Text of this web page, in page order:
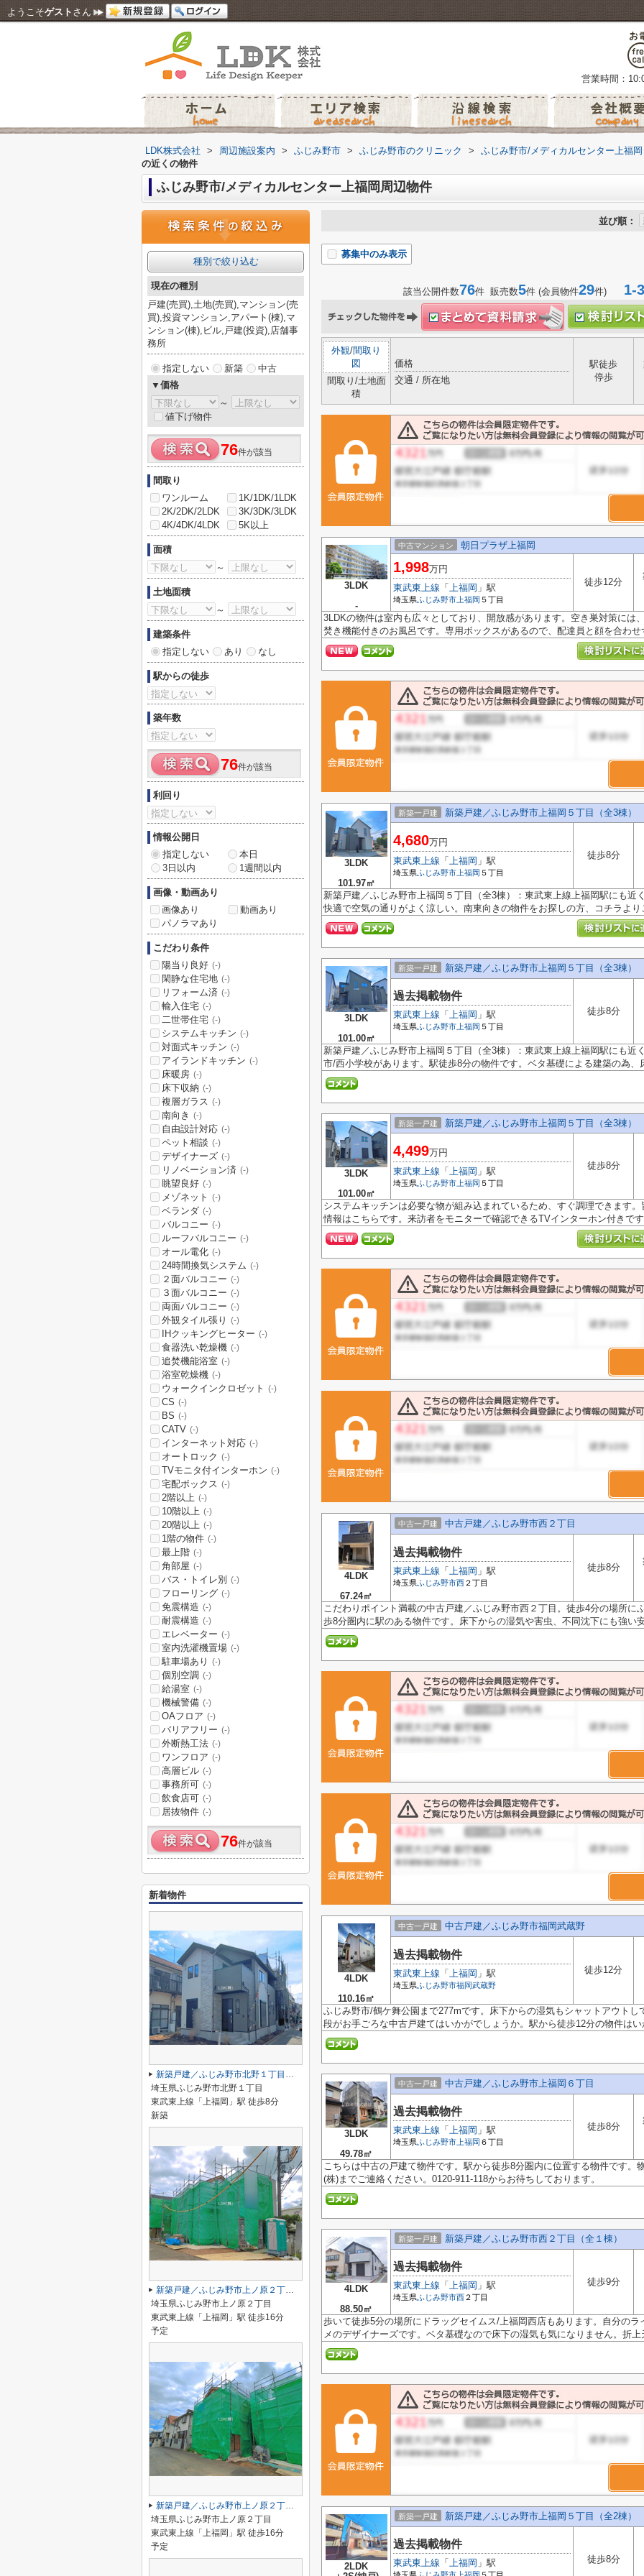
ようこそゲスト さん
営業時間：
LDK株式会社 > 周辺施設案内 > ふじみ野市 > ふじみ野市のクリニック >
ふじみ野市/メディカルセンター上福岡
の近くの物件
ふじみ野市/メディカルセンター上福岡周辺物件
並び順：
募集中のみ表示
該当公開件数76件 販売数5件 (会員物件29件) 1-
外観/間取り
図
間取り/土地面
積
価格
交通 / 所在地
駅徒歩
停歩
3LDK
-
中古マンション 朝日プラザ上福岡
1,998万円
東武東上線 「 上福岡 」駅
埼玉県ふじみ野市 上福岡 ５丁目
徒歩12分
3LDKの物件は室内も広々としており、開放感があります。空き巣対策には
焚き機能付きのお風呂です。専用ボックスがあるので、配達員と顔を合わせ
3LDK
101.97㎡
新築一戸建 新築戸建／ふじみ野市上福岡５丁目（全3棟）
4,680万円
東武東上線 「 上福岡 」駅
埼玉県ふじみ野市 上福岡 ５丁目
徒歩8分
新築戸建／ふじみ野市上福岡５丁目（全3棟）：東武東上線上福岡駅にも近
快適で空気の通りがよく涼しい。南東向きの物件をお探しの方、コチラより
3LDK
101.00㎡
新築一戸建 新築戸建／ふじみ野市上福岡５丁目（全3棟）
過去掲載物件
東武東上線 「 上福岡 」駅
埼玉県ふじみ野市 上福岡 ５丁目
徒歩8分
新築戸建／ふじみ野市上福岡５丁目（全3棟）：東武東上線上福岡駅にも近
市/西小学校があります。駅徒歩8分の物件です。ベタ基礎による建築の為、
3LDK
101.00㎡
新築一戸建 新築戸建／ふじみ野市上福岡５丁目（全3棟）
4,499万円
東武東上線 「 上福岡 」駅
埼玉県ふじみ野市 上福岡 ５丁目
徒歩8分
システムキッチンは必要な物が組み込まれているため、すぐ調理できます
情報はこちらです。来訪者をモニターで確認できるTVインターホン付きで
4LDK
67.24㎡
中古一戸建 中古戸建／ふじみ野市西２丁目
過去掲載物件
東武東上線 「 上福岡 」駅
埼玉県ふじみ野市西 ２丁目
徒歩8分
こだわりポイント満載の中古戸建／ふじみ野市西２丁目。徒歩4分の場所に
歩8分圏内に駅のある物件です。床下からの湿気や害虫、不同沈下にも強い
4LDK
110.16㎡
中古一戸建 中古戸建／ふじみ野市福岡武蔵野
過去掲載物件
東武東上線 「 上福岡 」駅
埼玉県ふじみ野市福岡武蔵野
徒歩12分
ふじみ野市/鶴ケ舞公園まで277mです。床下からの湿気もシャットアウト
段がお手ごろな中古戸建てはいかがでしょうか。駅から徒歩12分の物件は
3LDK
49.78㎡
中古一戸建 中古戸建／ふじみ野市上福岡６丁目
過去掲載物件
東武東上線 「 上福岡 」駅
埼玉県ふじみ野市 上福岡 ６丁目
徒歩8分
こちらは中古の戸建て物件です。駅から徒歩8分圏内に位置する物件です。
(株)までご連絡ください。0120-911-118からお待ちしております。
4LDK
88.50㎡
新築一戸建 新築戸建／ふじみ野市西２丁目（全１棟）
過去掲載物件
東武東上線 「 上福岡 」駅
埼玉県ふじみ野市西 ２丁目
徒歩9分
歩いて徒歩5分の場所にドラッグセイムス/上福岡西店もあります。自分の
メのデザイナーズです。ベタ基礎なので床下の湿気も気になりません。折上
2LDK
新築一戸建 新築戸建／ふじみ野市上福岡５丁目（全2棟）
過去掲載物件
東武東上線 「 上福岡 」駅 徒歩8分
種別で絞り込む
現在の種別
戸建(売買),土地(売買),マンション(売
買),投資マンション,アパート(棟),マ
ンション(棟),ビル,戸建(投資),店舗事
務所
指定しない 新築
中古
▼価格
～
値下げ物件
76件が該当
間取り
ワンルーム
1K/1DK/1LDK
2K/2DK/2LDK
3K/3DK/3LDK
4K/4DK/4LDK
5K以上
面積
～
土地面積
～
建築条件
指定しない
あり なし
駅からの徒歩
築年数
76件が該当
利回り
情報公開日
指定しない
本日
3日以内
1週間以内
画像・動画あり
画像あり
動画あり
パノラマあり
こだわり条件
陽当り良好 (-)
閑静な住宅地 (-)
リフォーム済 (-)
輸入住宅 (-)
二世帯住宅 (-)
システムキッチン (-)
対面式キッチン (-)
アイランドキッチン (-)
床暖房 (-)
床下収納 (-)
複層ガラス (-)
南向き (-)
自由設計対応 (-)
ペット相談 (-)
デザイナーズ (-)
リノベーション済 (-)
眺望良好 (-)
メゾネット (-)
ベランダ (-)
バルコニー (-)
ルーフバルコニー (-)
オール電化 (-)
24時間換気システム (-)
２面バルコニー (-)
３面バルコニー (-)
両面バルコニー (-)
外観タイル張り (-)
IHクッキングヒーター (-)
食器洗い乾燥機 (-)
追焚機能浴室 (-)
浴室乾燥機 (-)
ウォークインクロゼット (-)
CS (-)
BS (-)
CATV (-)
インターネット対応 (-)
オートロック (-)
TVモニタ付インターホン (-)
宅配ボックス (-)
2階以上 (-)
10階以上 (-)
20階以上 (-)
1階の物件 (-)
最上階 (-)
角部屋 (-)
バス・トイレ別 (-)
フローリング (-)
免震構造 (-)
耐震構造 (-)
エレベーター (-)
室内洗濯機置場 (-)
駐車場あり (-)
個別空調 (-)
給湯室 (-)
機械警備 (-)
OAフロア (-)
バリアフリー (-)
外断熱工法 (-)
ワンフロア (-)
高層ビル (-)
事務所可 (-)
飲食店可 (-)
居抜物件 (-)
76件が該当
新着物件
新築戸建／ふじみ野市北野１丁目（全1棟）
埼玉県ふじみ野市北野１丁目
東武東上線「上福岡」駅 徒歩8分
新築
新築戸建／ふじみ野市上ノ原２丁目（全2棟）
埼玉県ふじみ野市上ノ原２丁目
東武東上線「上福岡」駅 徒歩16分
予定
新築戸建／ふじみ野市上ノ原２丁目（全2棟）
埼玉県ふじみ野市上ノ原２丁目
東武東上線「上福岡」駅 徒歩16分
予定